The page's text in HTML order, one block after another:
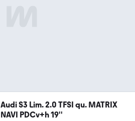
Audi S3 Lim. 2.0 TFSI qu. MATRIX
NAVI PDCv+h 19''